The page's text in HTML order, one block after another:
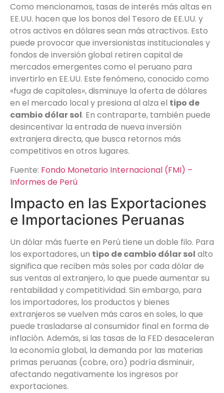
Como mencionamos, tasas de interés más altas en
EE.UU. hacen que los bonos del Tesoro de EE.UU. y
otros activos en dólares sean más atractivos. Esto
puede provocar que inversionistas institucionales y
fondos de inversión global retiren capital de
mercados emergentes como el peruano para
invertirlo en EE.UU. Este fenómeno, conocido como
«fuga de capitales», disminuye la oferta de dólares
en el mercado local y presiona al alza el tipo de
cambio dólar sol. En contraparte, también puede
desincentivar la entrada de nueva inversión
extranjera directa, que busca retornos más
competitivos en otros lugares.
Fuente: Fondo Monetario Internacional (FMI) –
Informes de Perú
Impacto en las Exportaciones
e Importaciones Peruanas
Un dólar más fuerte en Perú tiene un doble filo. Para
los exportadores, un tipo de cambio dólar sol alto
significa que reciben más soles por cada dólar de
sus ventas al extranjero, lo que puede aumentar su
rentabilidad y competitividad. Sin embargo, para
los importadores, los productos y bienes
extranjeros se vuelven más caros en soles, lo que
puede trasladarse al consumidor final en forma de
inflación. Además, si las tasas de la FED desaceleran
la economía global, la demanda por las materias
primas peruanas (cobre, oro) podría disminuir,
afectando negativamente los ingresos por
exportaciones.